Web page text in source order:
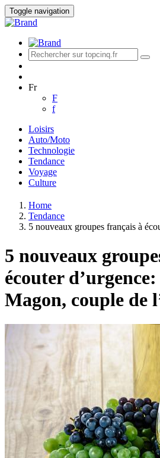
Toggle navigation
Fr
F
f
Loisirs
Auto/Moto
Technologie
Tendance
Voyage
Culture
Home
Tendance
5 nouveaux groupes français à
5 nouveaux
écouter
Magon, couple de